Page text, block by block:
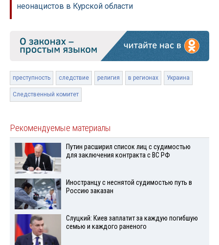
неонацистов в Курской области
преступность следствие религия в регионах Украина
Следственный комитет
Рекомендуемые материалы
Путин расширил список лиц с судимостью
для заключения контракта с ВС РФ
Иностранцу с неснятой судимостью путь в
Россию заказан
Слуцкий: Киев заплатит за каждую погибшую
семью и каждого раненого